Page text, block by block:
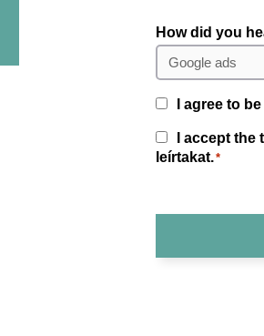
How did you
ConsentI agree to
Consent*
I accept
leírtakat.*